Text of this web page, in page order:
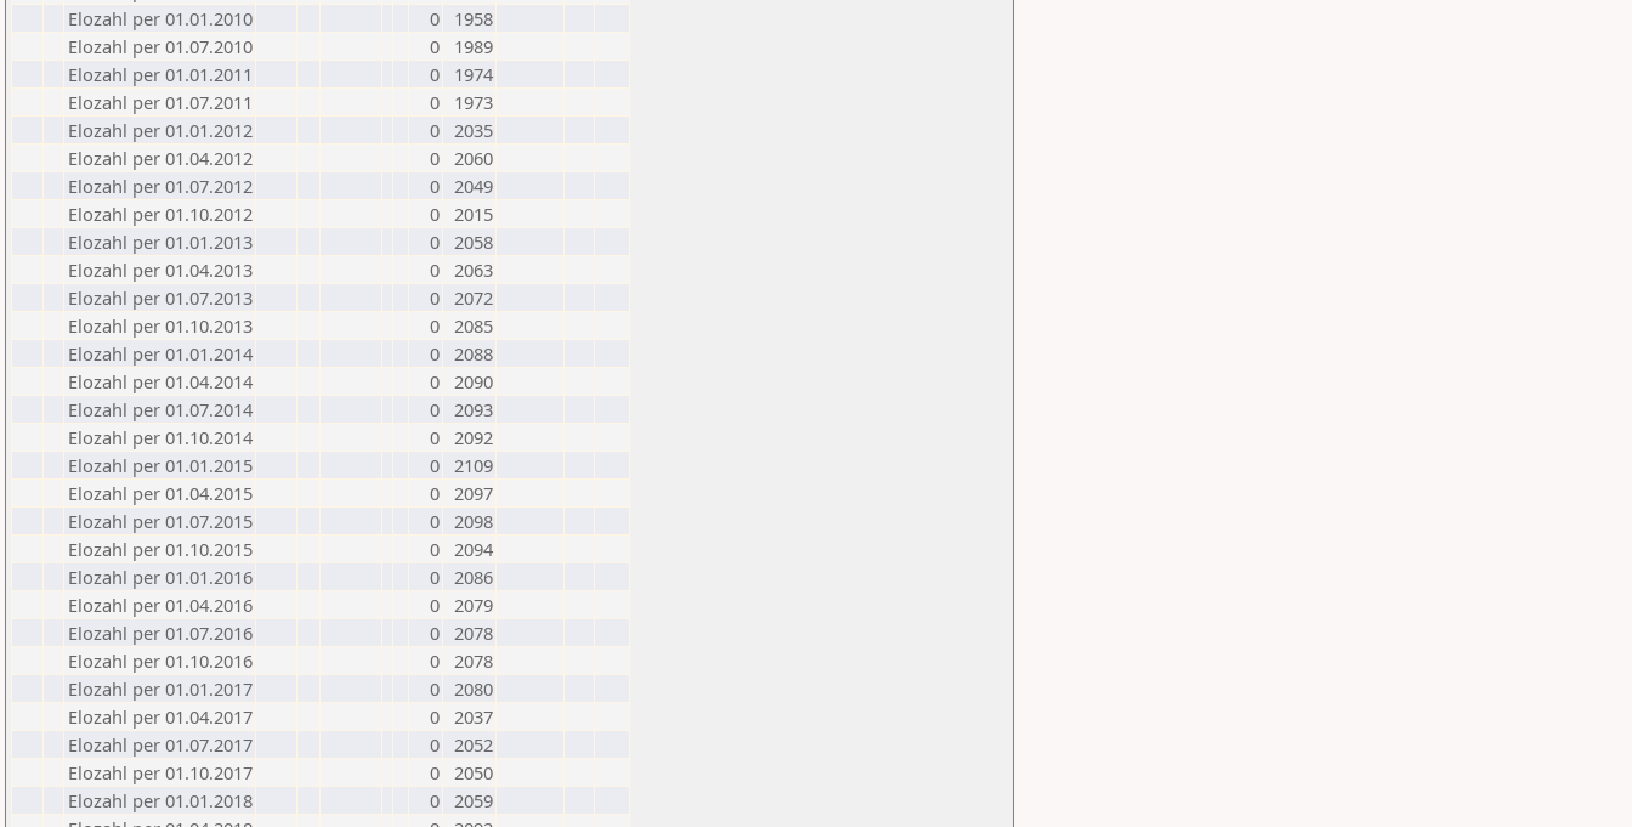
Elozahl per 01.01.2010
0
1958
Elozahl per 01.07.2010
0
1989
Elozahl per 01.01.2011
0
1974
Elozahl per 01.07.2011
0
1973
Elozahl per 01.01.2012
0 2035
Elozahl per 01.04.2012
0 2060
Elozahl per 01.07.2012
0 2049
Elozahl per 01.10.2012
0 2015
Elozahl per 01.01.2013
0 2058
Elozahl per 01.04.2013
0 2063
Elozahl per 01.07.2013
0 2072
Elozahl per 01.10.2013
0 2085
Elozahl per 01.01.2014
0 2088
Elozahl per 01.04.2014
0 2090
Elozahl per 01.07.2014
0 2093
Elozahl per 01.10.2014
0 2092
Elozahl per 01.01.2015
0 2109
Elozahl per 01.04.2015
0 2097
Elozahl per 01.07.2015
0 2098
Elozahl per 01.10.2015
0 2094
Elozahl per 01.01.2016
0 2086
Elozahl per 01.04.2016
0 2079
Elozahl per 01.07.2016
0 2078
Elozahl per 01.10.2016
0 2078
Elozahl per 01.01.2017
0 2080
Elozahl per 01.04.2017
0 2037
Elozahl per 01.07.2017
0 2052
Elozahl per 01.10.2017
0 2050
Elozahl per 01.01.2018
0 2059